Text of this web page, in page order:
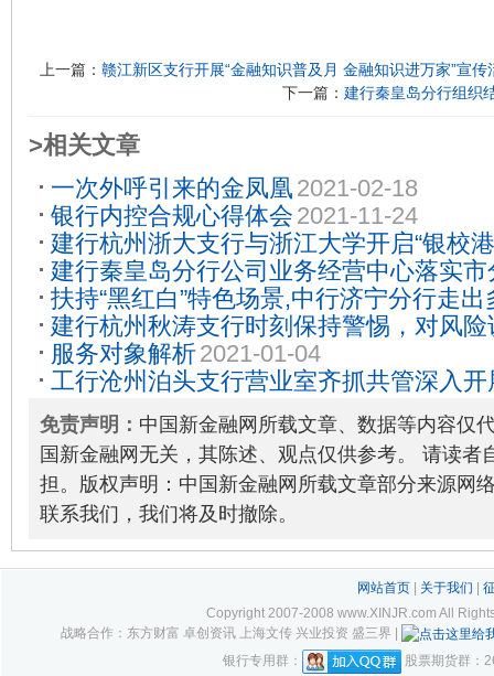
上一篇： 赣江新区支行开展“金融知识普及月 金融知识进万家”宣传
下一篇： 建行秦皇岛分行组织
>相关文章
一次外呼引来的金凤凰 2021-02-18
银行内控合规心得体会 2021-11-24
建行杭州浙大支行与浙江大学开启“银校
15
建行秦皇岛分行公司业务经营中心落实
神2022-09-25
扶持“黑红白”特色场景,中行济宁分行走
2021-11-09
建行杭州秋涛支行时刻保持警惕，对风险
03
服务对象解析2021-01-04
工行沧州泊头支行营业室齐抓共管深入
2021-11-29
免责声明： 中国新金融网所载文章、数据等内容仅
国新金融网无关，其陈述、观点仅供参考。 请读者
担。版权声明：中国新金融网所载文章部分来源网
联系我们，我们将及时撤除。
网站首页| 关于我们
Copyright 2007-2008 www.XINJR.com All
战略合作：东方财富 卓创资讯 上海文传 兴业投资 盛三界 |
银行专用群：
股票期货群：